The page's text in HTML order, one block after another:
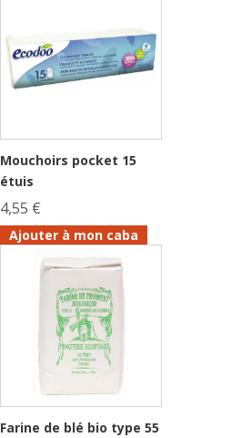
Mouchoirs pocket 15
étuis
4,55 €
Ajouter à mon caba
Farine de blé bio type 55